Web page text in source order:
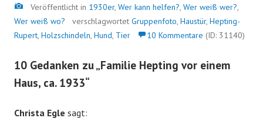
Bild
Veröffentlicht in 1930er, Wer kann helfen?, Wer weiß wer?,
Wer weiß wo?
verschlagwortet Gruppenfoto, Haustür, Hepting-
Rupert, Holzschindeln, Hund, Tier 10 Kommentare (ID: 31140)
10 Gedanken zu „Familie Hepting vor einem
Haus, ca. 1933“
Christa Egle sagt: